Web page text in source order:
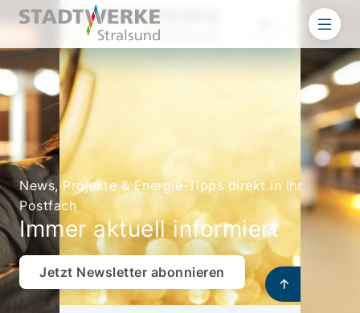
News, Projekte & Energie-Tipps direkt in Ihr
Postfach
Immer aktuell informiert
Jetzt Newsletter abonnieren